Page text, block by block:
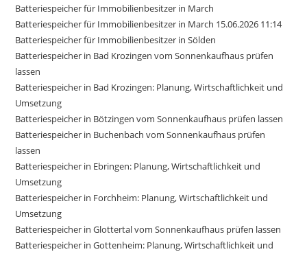
Batteriespeicher für Immobilienbesitzer in March
Batteriespeicher für Immobilienbesitzer in March 15.06.2026 11:14
Batteriespeicher für Immobilienbesitzer in Sölden
Batteriespeicher in Bad Krozingen vom Sonnenkaufhaus prüfen
lassen
Batteriespeicher in Bad Krozingen: Planung, Wirtschaftlichkeit und
Umsetzung
Batteriespeicher in Bötzingen vom Sonnenkaufhaus prüfen lassen
Batteriespeicher in Buchenbach vom Sonnenkaufhaus prüfen
lassen
Batteriespeicher in Ebringen: Planung, Wirtschaftlichkeit und
Umsetzung
Batteriespeicher in Forchheim: Planung, Wirtschaftlichkeit und
Umsetzung
Batteriespeicher in Glottertal vom Sonnenkaufhaus prüfen lassen
Batteriespeicher in Gottenheim: Planung, Wirtschaftlichkeit und